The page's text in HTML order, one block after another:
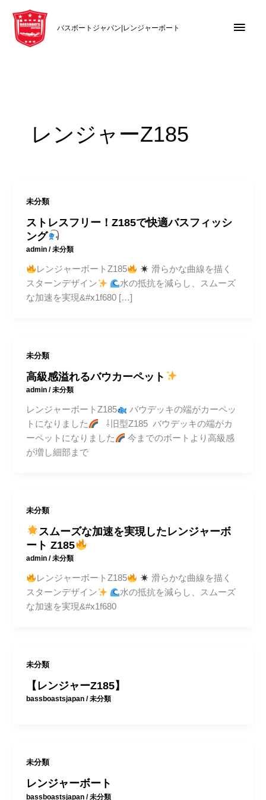
バスボートジャパン|レンジャーボート
レンジャーZ185
未分類
ストレスフリー！Z185で快適バスフィッシ
ング
admin/未分類
レンジャーボートZ185
滑らかな曲線を描く
スターンデザイン
水の抵抗を減らし、スムーズ
な加速を実現&#x1f680 […]
未分類
高級感溢れるバウカーペット
admin/未分類
レンジャーボートZ185
バウデッキの端がカーペッ
トになりました
⇩旧型Z185 バウデッキの端がカ
ーペットになりました
今までのボートより高級感
が増し細部まで
未分類
スムーズな加速を実現したレンジャーボ
ート Z185
admin/未分類
レンジャーボートZ185
滑らかな曲線を描く
スターンデザイン
水の抵抗を減らし、スムーズ
な加速を実現&#x1f680
未分類
【レンジャーZ185】
bassboastsjapan/未分類
未分類
レンジャーボート
bassboastsjapan/未分類